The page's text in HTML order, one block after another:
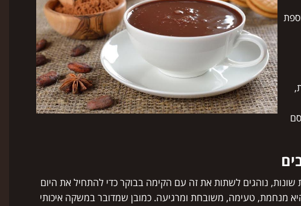
נוהגים לשתות את זה עם הקימה בבוקר כדי להתחיל את היום
מנחמת, טעימה, משובחת ומרגיעה. כמובן שמדובר במשקה איכותי